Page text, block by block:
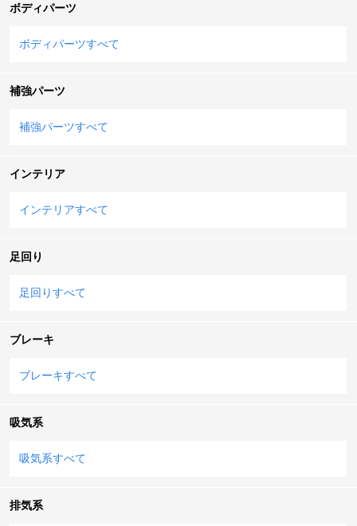
ボディパーツ
ボディパーツすべて
補強パーツ
補強パーツすべて
インテリア
インテリアすべて
足回り
足回りすべて
ブレーキ
ブレーキすべて
吸気系
吸気系すべて
排気系